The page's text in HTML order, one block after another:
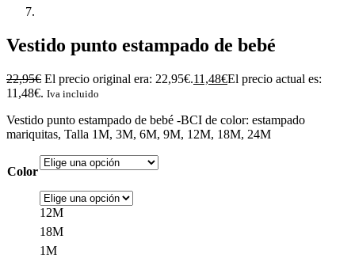
Vestido punto estampado de bebé
22,95€ El precio original era: 22,95€.11,48€El precio actual es:
11,48€. Iva incluido
Vestido punto estampado de bebé -BCI de color: estampado
mariquitas, Talla 1M, 3M, 6M, 9M, 12M, 18M, 24M
Color
12M
18M
1M